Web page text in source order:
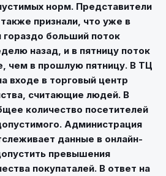
норм. Представители
признали, что уже в
гораздо больший поток
назад, и в пятницу поток
чем в прошлую пятницу. В ТЦ
входе в торговый центр
считающие людей. В
количество посетителей
Администрация
данные в онлайн-
превышения
покупаталей. В ответ на